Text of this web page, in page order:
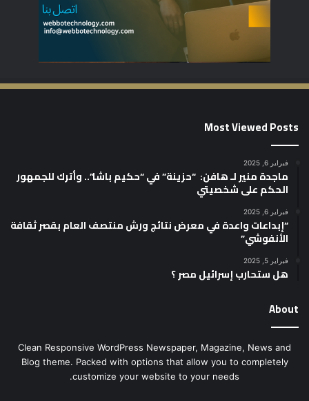
Most Viewed Posts
فبراير 6, 2025
ماجدة منير لـ هافن: “حزينة” في “حكيم باشا”.. وأترك للجمهور
الحكم على شخصيتي
فبراير 6, 2025
“إبداعات واعدة في معرض نتائج ورش منتصف العام بقصر ثقافة
الأنفوشي”
فبراير 5, 2025
هل ستحارب إسرائيل مصر ؟
About
Clean Responsive WordPress Newspaper, Magazine, News and
Blog theme. Packed with options that allow you to completely
customize your website to your needs.